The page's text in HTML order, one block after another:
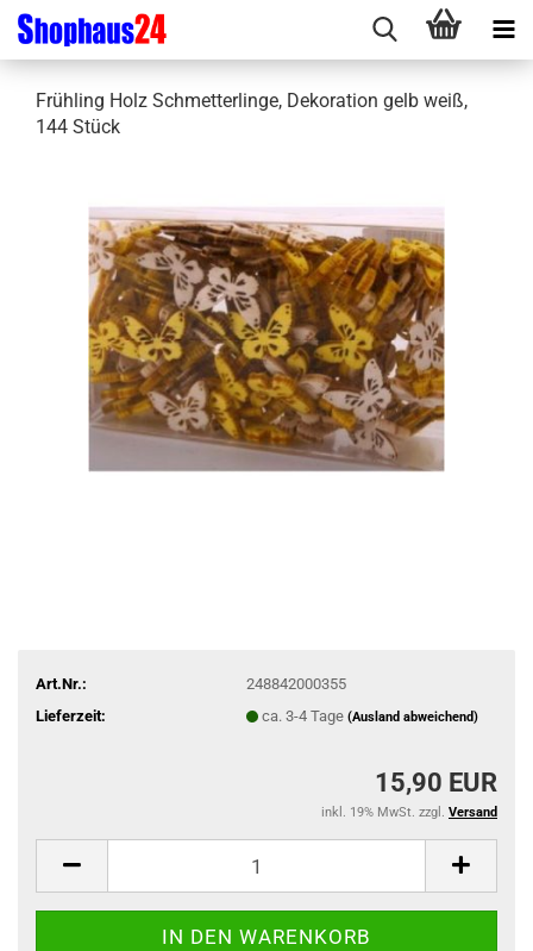
Frühling Holz Schmetterlinge, Dekoration gelb weiß,
144 Stück
Art.Nr.:
248842000355
Lieferzeit:
ca. 3-4 Tage (Ausland abweichend)
15,90 EUR
inkl. 19% MwSt. zzgl. Versand